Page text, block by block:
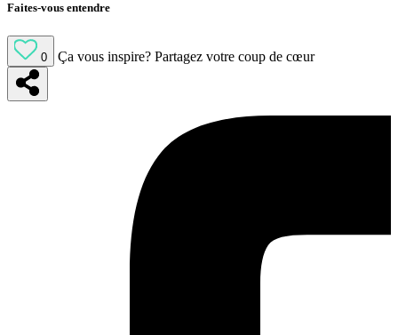
Faites-vous entendre
0 Ça vous inspire? Partagez votre coup de cœur